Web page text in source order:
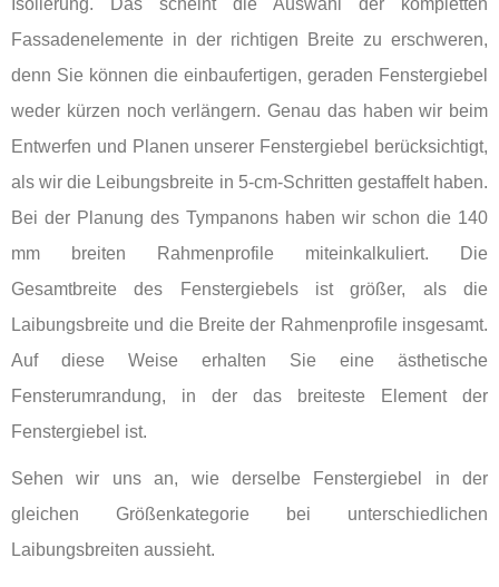
Fassadenelemente in der richtigen Breite zu erschweren,
denn Sie können die einbaufertigen, geraden Fenstergiebel
weder kürzen noch verlängern. Genau das haben wir beim
Entwerfen und Planen unserer Fenstergiebel berücksichtigt,
als wir die Leibungsbreite in 5-cm-Schritten gestaffelt haben.
Bei der Planung des Tympanons haben wir schon die 140
mm breiten Rahmenprofile miteinkalkuliert. Die
Gesamtbreite des Fenstergiebels ist größer, als die
Laibungsbreite und die Breite der Rahmenprofile insgesamt.
Auf diese Weise erhalten Sie eine ästhetische
Fensterumrandung, in der das breiteste Element der
Fenstergiebel ist.
Sehen wir uns an, wie derselbe Fenstergiebel in der
gleichen Größenkategorie bei unterschiedlichen
Laibungsbreiten aussieht.